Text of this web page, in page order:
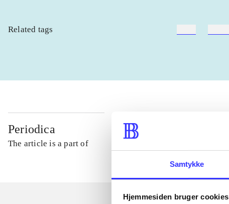
Samtykke
Hjemmesiden bruger cookies
Related tags
Periodica
The article is a part of